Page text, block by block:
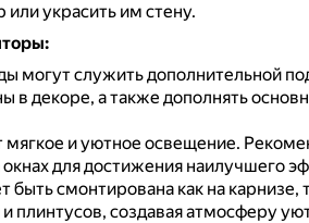
украсить им стену.
могут служить дополнительной
в декоре, а также дополнять
мягкое и уютное освещение.
для достижения наилучшего
быть смонтирована как на карнизе,
плинтусов, создавая атмосферу